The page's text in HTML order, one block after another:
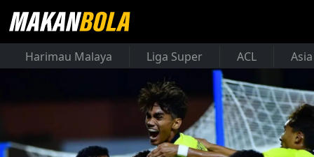
Harimau Malaya Liga Super ACL